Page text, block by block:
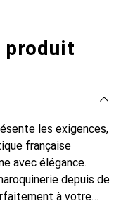
produit
les exigences,
française
avec élégance.
depuis de
à votre